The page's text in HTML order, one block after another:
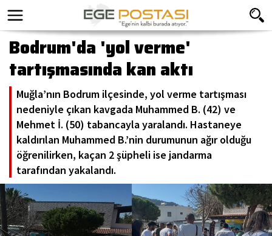
Bodrum'da 'yol verme'
tartışmasında kan aktı
Muğla’nın Bodrum ilçesinde, yol verme tartışması
nedeniyle çıkan kavgada Muhammed B. (42) ve
Mehmet İ. (50) tabancayla yaralandı. Hastaneye
kaldırılan Muhammed B.’nin durumunun ağır olduğu
öğrenilirken, kaçan 2 şüpheli ise jandarma
tarafından yakalandı.